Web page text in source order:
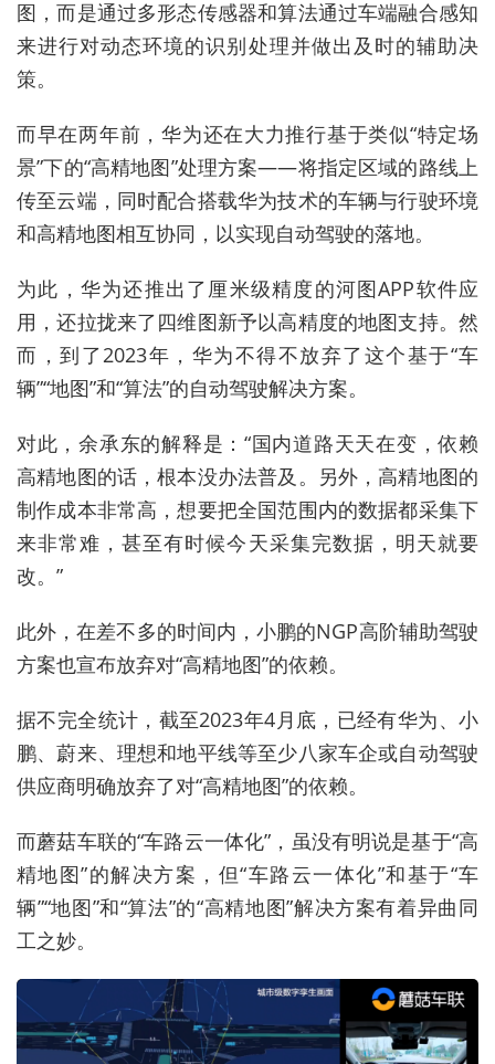
图，而是通过多形态传感器和算法通过车端融合感知
来进行对动态环境的识别处理并做出及时的辅助决
策。
而早在两年前，华为还在大力推行基于类似“特定场
景”下的“高精地图”处理方案——将指定区域的路线上
传至云端，同时配合搭载华为技术的车辆与行驶环境
和高精地图相互协同，以实现自动驾驶的落地。
为此，华为还推出了厘米级精度的河图APP软件应
用，还拉拢来了四维图新予以高精度的地图支持。然
而，到了2023年，华为不得不放弃了这个基于“车
辆”“地图”和“算法”的自动驾驶解决方案。
对此，余承东的解释是：“国内道路天天在变，依赖
高精地图的话，根本没办法普及。另外，高精地图的
制作成本非常高，想要把全国范围内的数据都采集下
来非常难，甚至有时候今天采集完数据，明天就要
改。”
此外，在差不多的时间内，小鹏的NGP高阶辅助驾驶
方案也宣布放弃对“高精地图”的依赖。
据不完全统计，截至2023年4月底，已经有华为、小
鹏、蔚来、理想和地平线等至少八家车企或自动驾驶
供应商明确放弃了对“高精地图”的依赖。
而蘑菇车联的“车路云一体化”，虽没有明说是基于“高
精地图”的解决方案，但“车路云一体化”和基于“车
辆”“地图”和“算法”的“高精地图”解决方案有着异曲同
工之妙。